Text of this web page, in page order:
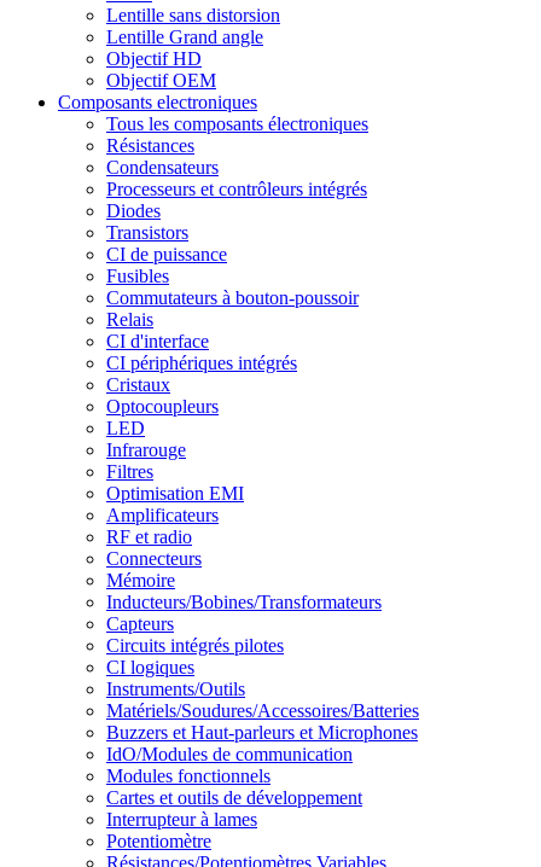
Lentille sans distorsion
Lentille Grand angle
Objectif HD
Objectif OEM
Composants electroniques
Tous les composants électroniques
Résistances
Condensateurs
Processeurs et contrôleurs intégrés
Diodes
Transistors
CI de puissance
Fusibles
Commutateurs à bouton-poussoir
Relais
CI d'interface
CI périphériques intégrés
Cristaux
Optocoupleurs
LED
Infrarouge
Filtres
Optimisation EMI
Amplificateurs
RF et radio
Connecteurs
Mémoire
Inducteurs/Bobines/Transformateurs
Capteurs
Circuits intégrés pilotes
CI logiques
Instruments/Outils
Matériels/Soudures/Accessoires/Batteries
Buzzers et Haut-parleurs et Microphones
IdO/Modules de communication
Modules fonctionnels
Cartes et outils de développement
Interrupteur à lames
Potentiomètre
Résistances/Potentiomètres Variables